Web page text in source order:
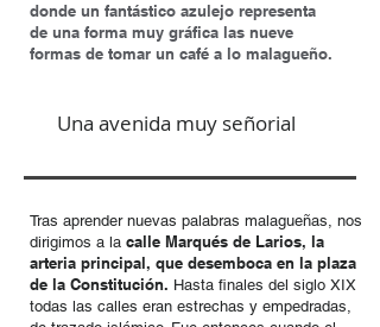
donde un fantástico azulejo representa
de una forma muy gráfica las nueve
formas de tomar un café a lo malagueño.
Una avenida muy señorial
Tras aprender nuevas palabras malagueñas, nos
dirigimos a la calle Marqués de Larios, la
arteria principal, que desemboca en la plaza
de la Constitución. Hasta finales del siglo XIX
todas las calles eran estrechas y empedradas,